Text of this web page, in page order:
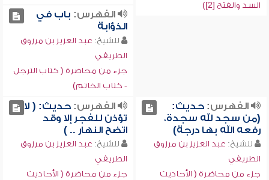
السد والفتح [2])
الفهرس: باب في
الذؤابة
للشيخ: عبد العزيز بن مرزوق
الطريفي
جزء من محاضرة ( كتاب الترجل
- كتاب الخاتم)
الفهرس:حديث:
(من سجد لله سجدة،
رفعه الله بها درجة)
للشيخ: عبد العزيز بن مرزوق
الطريفي
جزء من محاضرة ( الأحاديث
الفهرس:حديث: ( لا
تؤذن للفجر إلا وقد
اتضح النهار .. )
للشيخ: عبد العزيز بن مرزوق
الطريفي
جزء من محاضرة ( الأحاديث